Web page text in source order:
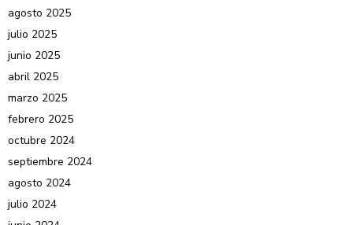
agosto 2025
julio 2025
junio 2025
abril 2025
marzo 2025
febrero 2025
octubre 2024
septiembre 2024
agosto 2024
julio 2024